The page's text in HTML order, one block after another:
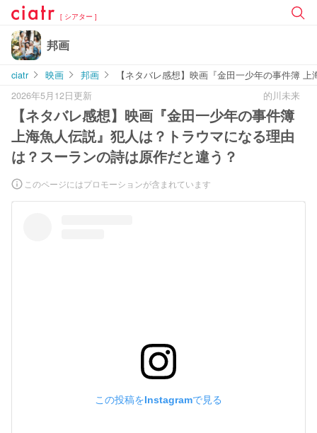
[ シアター ]
邦画
ciatr 映画 邦画
【ネタバレ感想】映画『金田一少年の事件簿
2026年5月12日更新
的川未来
【ネタバレ感想】映画『金田一少年の事件簿
上海魚人伝説』犯人は？トラウマになる理由
は？スーランの詩は原作だと違う？
このページにはプロモーションが含まれています
この投稿をInstagramで見る